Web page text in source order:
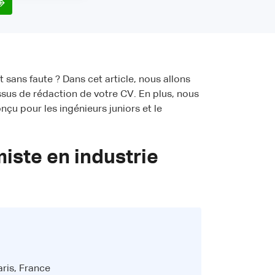
sans faute ? Dans cet article, nous allons
de rédaction de votre CV. En plus, nous
pour les ingénieurs juniors et le
en industrie
France